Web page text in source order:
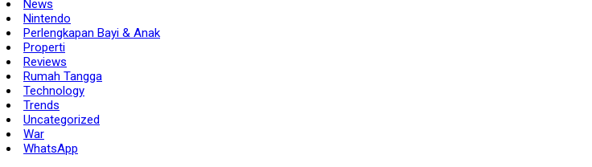
News
Nintendo
Perlengkapan Bayi & Anak
Properti
Reviews
Rumah Tangga
Technology
Trends
Uncategorized
War
WhatsApp